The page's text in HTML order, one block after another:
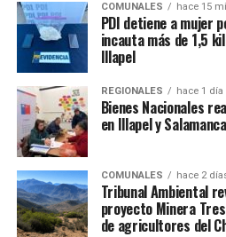
COMUNALES hace 15
PDI detiene a mujer
incauta más de 1,5
Illapel
REGIONALES hace 1 día
Bienes Nacionales
en Illapel y
COMUNALES hace 2
Tribunal Ambiental
proyecto Minera
de agricultores del